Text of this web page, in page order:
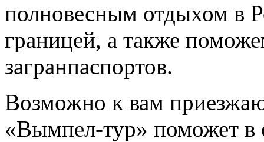
полновесным отдыхом в
границей, а также
загранпаспортов.
Возможно к вам
«Вымпел-тур» поможет